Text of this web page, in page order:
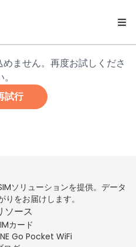
ません。再度お試しくださ
試行
ソリューションを提供。データ
をお届けします。
ソース
カード
Go Pocket WiFi